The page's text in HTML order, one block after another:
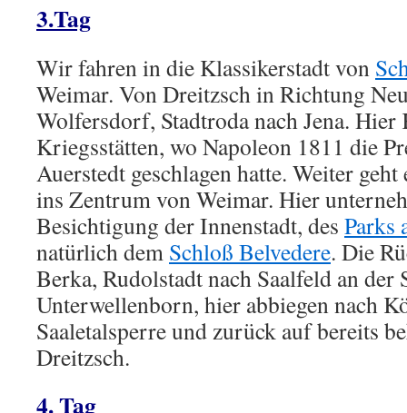
3.Tag
Wir fahren in die Klassikerstadt von
Weimar. Von Dreitzsch in Richtung
Wolfersdorf, Stadtroda nach Jena.
Kriegsstätten, wo Napoleon 1811 die
Auerstedt geschlagen hatte. Weiter
ins Zentrum von Weimar. Hier
Besichtigung der Innenstadt, des Parks
natürlich dem Schloß Belvedere. Die
Berka, Rudolstadt nach Saalfeld an der
Unterwellenborn, hier abbiegen nach
Saaletalsperre und zurück auf bereits
Dreitzsch.
4. Tag